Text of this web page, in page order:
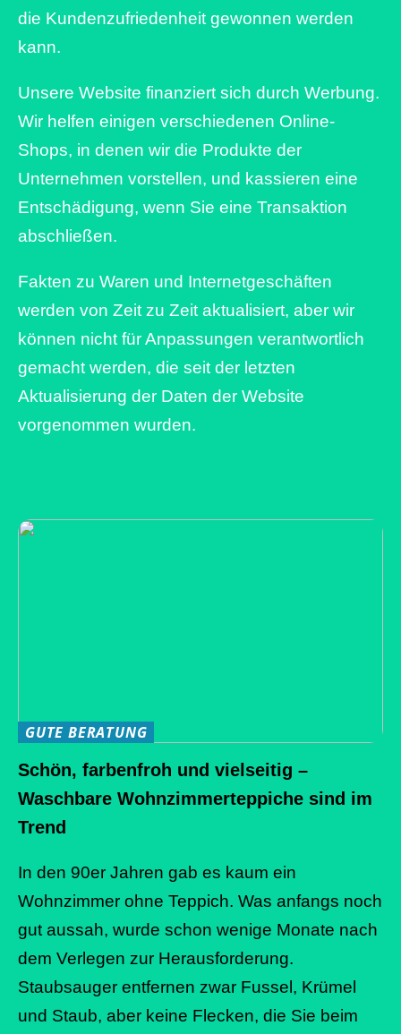
die Kundenzufriedenheit gewonnen werden
kann.
Unsere Website finanziert sich durch Werbung.
Wir helfen einigen verschiedenen Online-
Shops, in denen wir die Produkte der
Unternehmen vorstellen, und kassieren eine
Entschädigung, wenn Sie eine Transaktion
abschließen.
Fakten zu Waren und Internetgeschäften
werden von Zeit zu Zeit aktualisiert, aber wir
können nicht für Anpassungen verantwortlich
gemacht werden, die seit der letzten
Aktualisierung der Daten der Website
vorgenommen wurden.
GUTE BERATUNG
Schön, farbenfroh und vielseitig –
Waschbare Wohnzimmerteppiche sind im
Trend
In den 90er Jahren gab es kaum ein
Wohnzimmer ohne Teppich. Was anfangs noch
gut aussah, wurde schon wenige Monate nach
dem Verlegen zur Herausforderung.
Staubsauger entfernen zwar Fussel, Krümel
und Staub, aber keine Flecken, die Sie beim